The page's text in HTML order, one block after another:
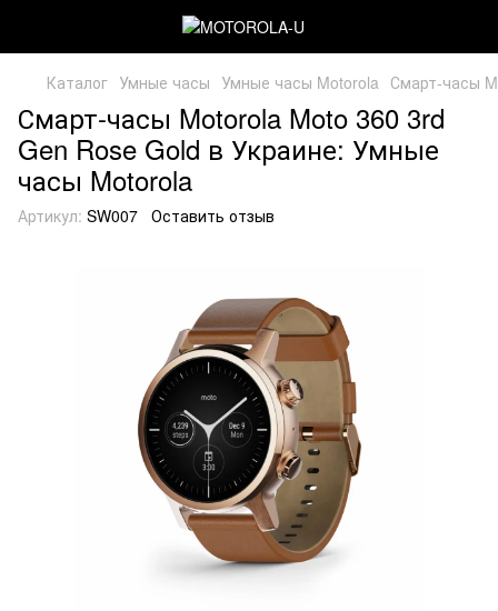
Каталог Умные часы Умные часы Motorola Смарт-часы
Смарт-часы Motorola Moto 360 3rd
Gen Rose Gold в Украине: Умные
часы Motorola
Артикул: SW007 Оставить отзыв